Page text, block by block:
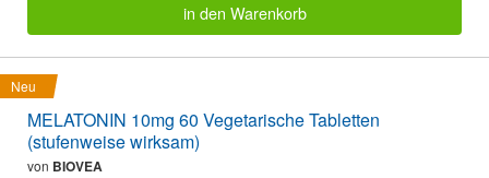
in den Warenkorb
Neu
MELATONIN 10mg 60 Vegetarische Tabletten
(stufenweise wirksam)
von BIOVEA